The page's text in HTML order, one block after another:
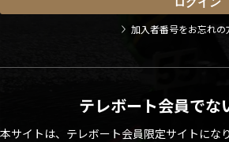
加入者番号をお忘れの
テレボート会員でな
本サイトは、テレボート会員限定サイトにな